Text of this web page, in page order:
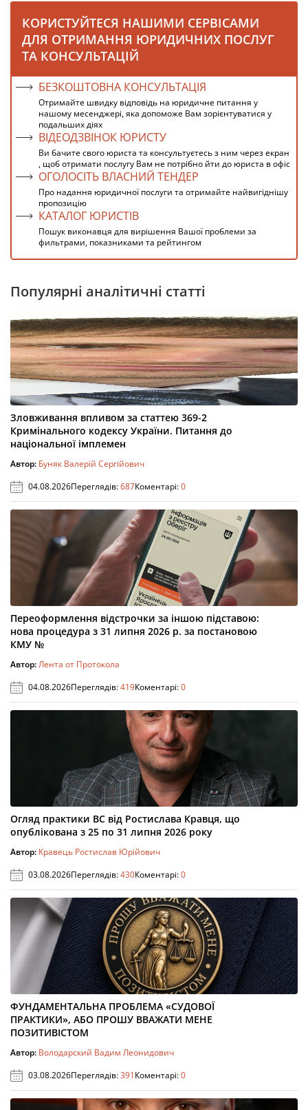
КОРИСТУЙТЕСЯ НАШИМИ СЕРВІСАМИ
ДЛЯ ОТРИМАННЯ ЮРИДИЧНИХ ПОСЛУГ
ТА КОНСУЛЬТАЦІЙ
БЕЗКОШТОВНА КОНСУЛЬТАЦІЯ
Отримайте швидку відповідь на юридичне питання у
нашому месенджері, яка допоможе Вам зорієнтуватися у
подальших діях
ВІДЕОДЗВІНОК ЮРИСТУ
Ви бачите свого юриста та консультуєтесь з ним через екран
, щоб отримати послугу Вам не потрібно йти до юриста в офіс
ОГОЛОСІТЬ ВЛАСНИЙ ТЕНДЕР
Про надання юридичної послуги та отримайте найвигіднішу
пропозицію
КАТАЛОГ ЮРИСТІВ
Пошук виконавця для вирішення Вашої проблеми за
фильтрами, показниками та рейтингом
Популярні аналітичні статті
Зловживання впливом за статтею 369-2
Кримінального кодексу України. Питання до
національної імплемен
Автор: Буняк Валерій Сергійович
04.08.2026Переглядів:687Коментарі:0
Переоформлення відстрочки за іншою підставою:
нова процедура з 31 липня 2026 р. за постановою
КМУ №
Автор:Лента от Протокола
04.08.2026Переглядів:419Коментарі:0
Огляд практики ВС від Ростислава Кравця, що
опублікована з 25 по 31 липня 2026 року
Автор: Кравець Ростислав Юрійович
03.08.2026Переглядів:430Коментарі:0
ФУНДАМЕНТАЛЬНА ПРОБЛЕМА «СУДОВОЇ
ПРАКТИКИ», АБО ПРОШУ ВВАЖАТИ МЕНЕ
ПОЗИТИВІСТОМ
Автор: Володарский Вадим Леонидович
03.08.2026Переглядів:391Коментарі:0